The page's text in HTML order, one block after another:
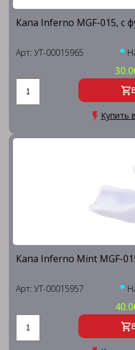
Капа Inferno MGF-015, с
Арт: УТ-00015965
Купить
Капа Inferno Mint MGF-
Арт: УТ-00015957